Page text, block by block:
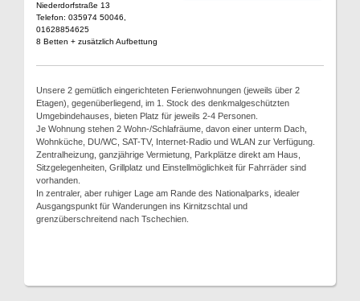
Niederdorfstraße 13
Telefon: 035974 50046,
01628854625
8 Betten + zusätzlich Aufbettung
Unsere 2 gemütlich eingerichteten Ferienwohnungen (jeweils über 2
Etagen), gegenüberliegend, im 1. Stock des denkmalgeschützten
Umgebindehauses, bieten Platz für jeweils 2-4 Personen.
Je Wohnung stehen 2 Wohn-/Schlafräume, davon einer unterm Dach,
Wohnküche, DU/WC, SAT-TV, Internet-Radio und WLAN zur Verfügung.
Zentralheizung, ganzjährige Vermietung, Parkplätze direkt am Haus,
Sitzgelegenheiten, Grillplatz und Einstellmöglichkeit für Fahrräder sind
vorhanden.
In zentraler, aber ruhiger Lage am Rande des Nationalparks, idealer
Ausgangspunkt für Wanderungen ins Kirnitzschtal und
grenzüberschreitend nach Tschechien.